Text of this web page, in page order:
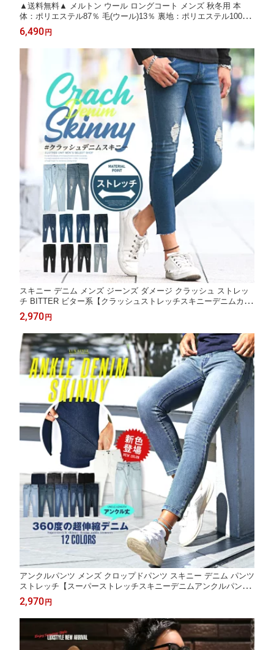
▲送料無料▲ メルトン ウール ロングコート メンズ 秋冬用 本
体：ポリエステル87％ 毛(ウール)13％ 裏地：ポリエステル100％
ブラック チャコール キャラメル ネイビー グレー S M L XL 【イ
タリアンカラーウール混メルトンロングコート】
6,490 円
スキニー デニム メンズ ジーンズ ダメージ クラッシュ ストレッ
チ BITTER ビター系【クラッシュストレッチスキニーデニムカッ
トオフパンツ】デニムパンツ スキニーデニム ストレッチデニム
アンクル 9分丈 カットオフ 切りっぱなし サーフ ファッション p
m-6391
2,970 円
アンクルパンツ メンズ クロップドパンツ スキニー デニム パンツ
ストレッチ【スーパーストレッチスキニーデニムアンクルパン
ツ】ストレッチデニム スキニーデニム 9分丈 くるぶし アンクル
丈 クロップド スリム 細身 タイト フィット BITTER ビター系 大
人 ファッション
2,970 円